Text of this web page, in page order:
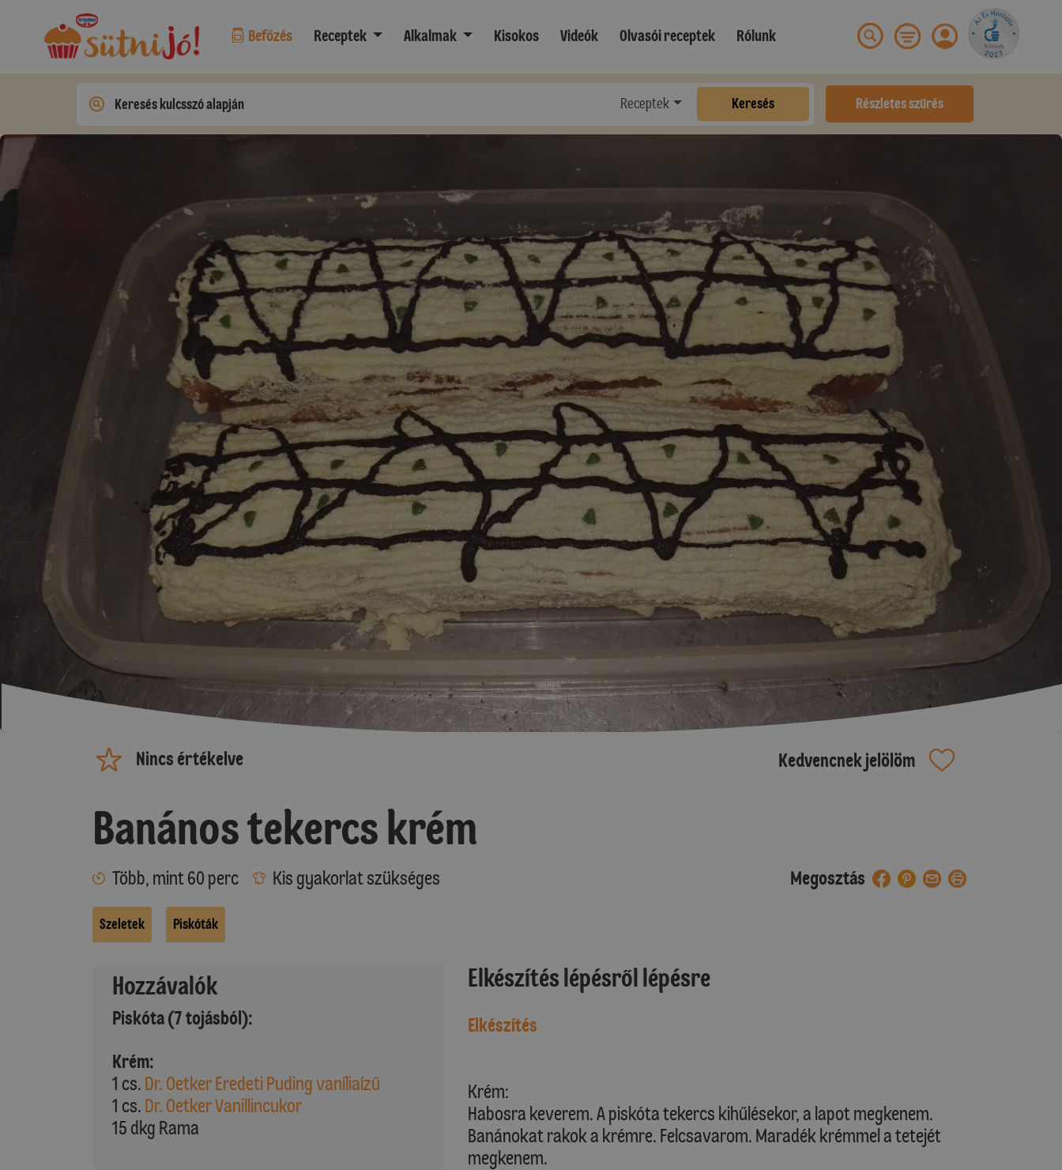
Befőzés Receptek Alkalmak Kisokos Videók Olvasói receptek Rólunk
Receptek Keresés Részletes szűrés
Nincs értékelve Kedvencnek jelölöm
Banános tekercs krém
Több, mint 60 perc Kis gyakorlat szükséges Megosztás
Szeletek Piskóták
Hozzávalók
Piskóta (7 tojásból):
Krém:
1 cs. Dr. Oetker Eredeti Puding vaníliaízű
1 cs. Dr. Oetker Vanillincukor
15 dkg Rama
Elkészítés lépésről lépésre
Elkészítés
Krém:
Habosra keverem. A piskóta tekercs kihűlésekor, a lapot megkenem.
Banánokat rakok a krémre. Felcsavarom. Maradék krémmel a tetejét
megkenem.